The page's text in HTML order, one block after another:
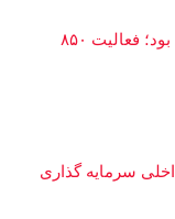
مدیریت تأمین شیرخشک در مازندران موفق بود؛ فعالیت ۸۵۰
سرمایه‌ گذاری